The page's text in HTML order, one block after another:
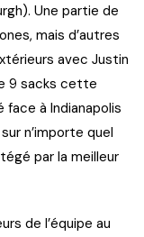
Une partie de
mais d’autres
avec Justin
9 sacks cette
face à Indianapolis
n’importe quel
par la meilleur
de l’équipe au